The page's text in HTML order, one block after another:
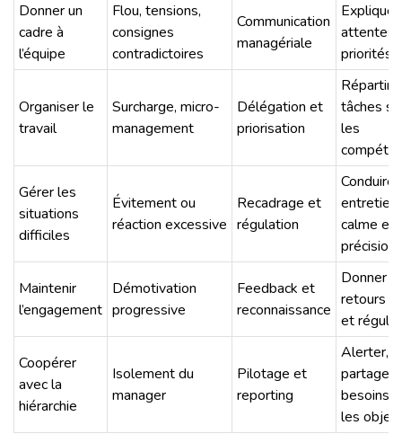
Donner un
cadre à
l’équipe
Flou, tensions,
consignes
contradictoires
Communication
managériale
attentes
priorités
Organiser le
travail
Surcharge, micro-
management
Délégation et
priorisation
Répartir
tâches
les
Gérer les
situations
difficiles
Évitement ou
réaction excessive
Recadrage et
régulation
Conduire
entretien
calme et
précision
Maintenir
l’engagement
Démotivation
progressive
Feedback et
reconnaissance
Donner
retours
et
Coopérer
avec la
hiérarchie
Isolement du
manager
Pilotage et
reporting
Alerter,
partager
besoins,
les